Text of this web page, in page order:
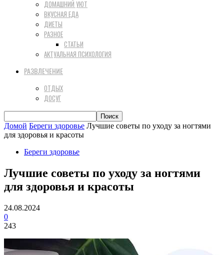
ДОМАШНИЙ УЮТ
ВКУСНАЯ ЕДА
ДИЕТЫ
РАЗНОЕ
СТАТЬИ
АКТУАЛЬНАЯ ПСИХОЛОГИЯ
РАЗВЛЕЧЕНИЕ
ОТДЫХ
ДОСУГ
Домой Береги здоровье Лучшие советы по уходу за ногтями
для здоровья и красоты
Береги здоровье
Лучшие советы по уходу за ногтями
для здоровья и красоты
24.08.2024
0
243